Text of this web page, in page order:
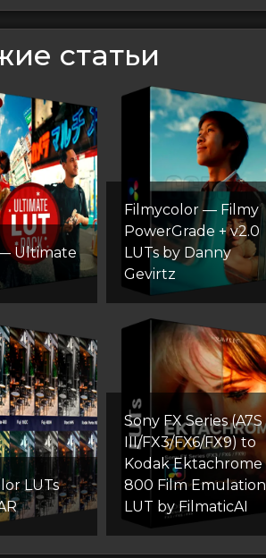
статьи
Ultimate
Filmycolor — Filmy
PowerGrade + v2.0
LUTs by Danny
Gevirtz
LUTs
Sony FX Series (A7S
III/FX3/FX6/FX9) to
Kodak Ektachrome
800 Film Emulation
LUT by FilmaticAI